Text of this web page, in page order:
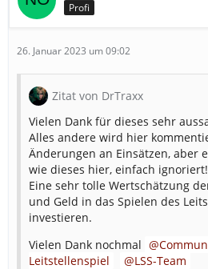
Profi
26. Januar 2023 um 09:02
Zitat von DrTraxx
Vielen Dank für dieses sehr
Alles andere wird hier
Änderungen an Einsätzen, aber
wie dieses hier, einfach ignoriert!
Eine sehr tolle Wertschätzung
und Geld in das Spielen des
investieren.
Vielen Dank nochmal
Leitstellenspiel
LSS-Team